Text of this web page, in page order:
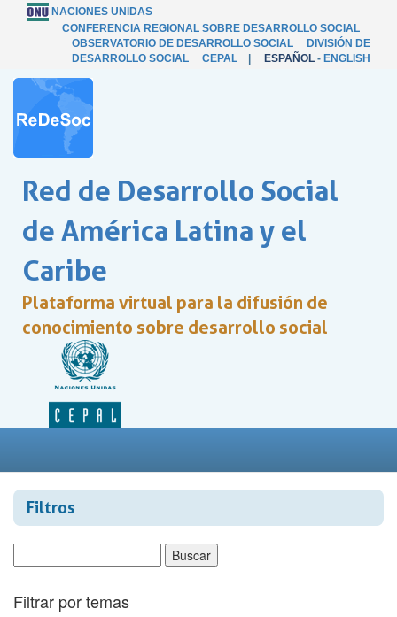
NACIONES UNIDAS
CONFERENCIA REGIONAL SOBRE DESARROLLO SOCIAL
OBSERVATORIO DE DESARROLLO SOCIAL
DIVISIÓN DE
DESARROLLO SOCIAL
CEPAL ESPAÑOL - ENGLISH
Red de Desarrollo Social
de América Latina y el
Caribe
Plataforma virtual para la difusión de
conocimiento sobre desarrollo social
Filtros
Filtrar por temas